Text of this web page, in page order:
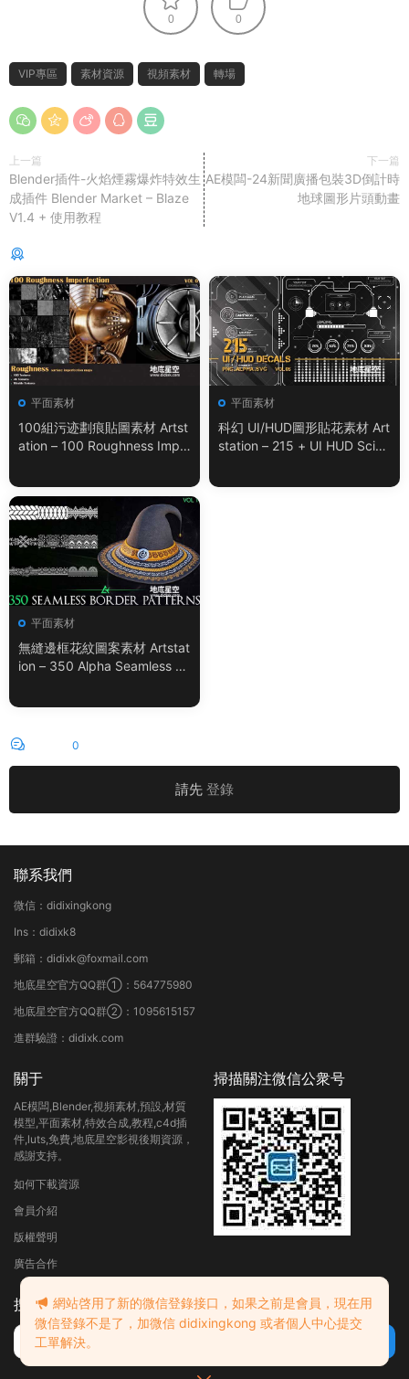
0 0
VIP專區 素材資源 視頻素材 轉場
上一篇
Blender插件-火焰煙霧爆炸特效生
成插件 Blender Market – Blaze
V1.4 + 使用教程
下一篇
AE模闆-24新聞廣播包裝3D倒計時
地球圖形片頭動畫
平面素材
100組污迹劃痕貼圖素材 Artst
ation – 100 Roughness Impe
平面素材
科幻 UI/HUD圖形貼花素材 Art
station – 215 + UI HUD SciFi
平面素材
無縫邊框花紋圖案素材 Artstat
ion – 350 Alpha Seamless Bo
0
請先 登錄
聯系我們
微信：didixingkong
Ins：didixk8
郵箱：didixk@foxmail.com
地底星空官方QQ群①：564775980
地底星空官方QQ群②：1095615157
進群驗證：didixk.com
關于
AE模闆,Blender,視頻素材,預設,材質
模型,平面素材,特效合成,教程,c4d插
件,luts,免費,地底星空影視後期資源，
感謝支持。
如何下載資源
會員介紹
版權聲明
廣告合作
掃描關注微信公衆号
搜索
網站啓用了新的微信登錄接口，如果之前是會員，現在用
微信登錄不是了，加微信 didixingkong 或者個人中心提交
工單解決。